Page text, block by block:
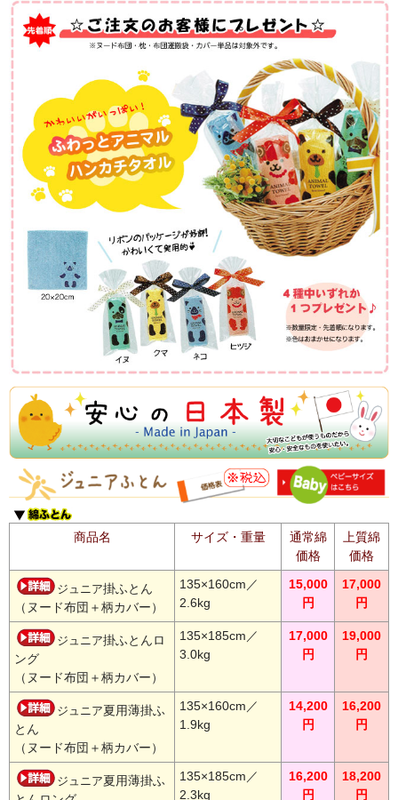
商品名 サイズ・重量
通常綿
価格
上質綿
価格
ジュニア掛ふとん
（ヌード布団＋柄カバー）
135×160cm／
2.6kg
15,000
円
17,000
円
ジュニア掛ふとんロ
ング
（ヌード布団＋柄カバー）
135×185cm／
3.0kg
17,000
円
19,000
円
ジュニア夏用薄掛ふ
とん
（ヌード布団＋柄カバー）
135×160cm／
1.9kg
14,200
円
16,200
円
ジュニア夏用薄掛ふ
135×185cm／
2.3kg
16,200
円
18,200
円